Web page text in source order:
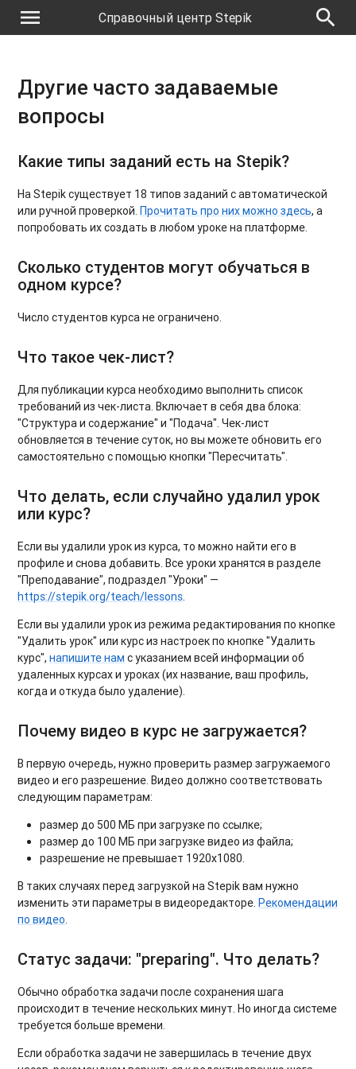
menu Справочный центр Stepik search
Другие часто задаваемые
вопросы
Какие типы заданий есть на Stepik?
На Stepik существует 18 типов заданий с автоматической
или ручной проверкой.Прочитать про них можно здесь, а
попробовать их создать в любом уроке на платформе.
Сколько студентов могут обучаться в
одном курсе?
Число студентов курса не ограничено.
Что такое чек-лист?
Для публикации курса необходимо выполнить список
требований из чек-листа. Включает в себя два блока:
"Структура и содержание" и "Подача". Чек-лист
обновляется в течение суток, но вы можете обновить его
самостоятельно с помощью кнопки"Пересчитать".
Что делать, если случайно удалил урок
или курс?
Если вы удалили урок из курса, то можно найти его в
профиле и снова добавить. Все уроки хранятся в разделе
"Преподавание", подраздел "Уроки" —
https://stepik.org/teach/lessons.
Если вы удалили урок из режима редактирования по кнопке
"Удалить урок" или курс из настроек по кнопке "Удалить
курс",напишите нам с указанием всей информации об
удаленных курсах и уроках (их название, ваш профиль,
когда и откуда было удаление).
Почему видео в курс не загружается?
В первую очередь, нужно проверить размер загружаемого
видео и его разрешение. Видео должно соответствовать
следующим параметрам:
размер до 500 МБ при загрузке по ссылке;
размер до 100 МБ при загрузке видео из файла;
разрешение не превышает 1920х1080.
В таких случаях перед загрузкой на Stepik вам нужно
изменить эти параметры в видеоредакторе.Рекомендации
по видео.
Статус задачи: "preparing". Что делать?
Обычно обработка задачи после сохранения шага
происходит в течение нескольких минут. Но иногда системе
требуется больше времени.
Если обработка задачи не завершилась в течение двух